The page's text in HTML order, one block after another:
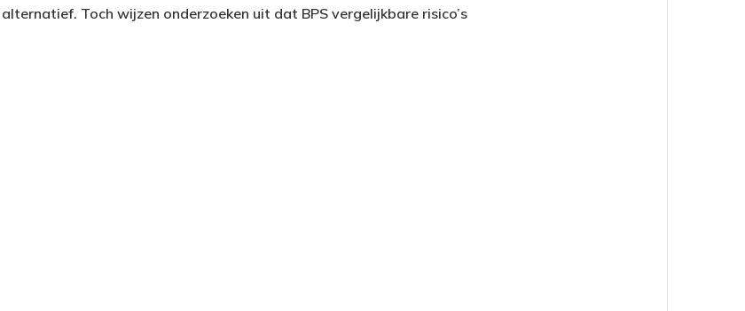
Toch wijzen onderzoeken uit dat BPS vergelijkbare risico’s